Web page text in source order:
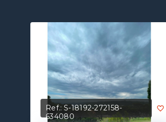
Ref.:S-18192-272158-
634080